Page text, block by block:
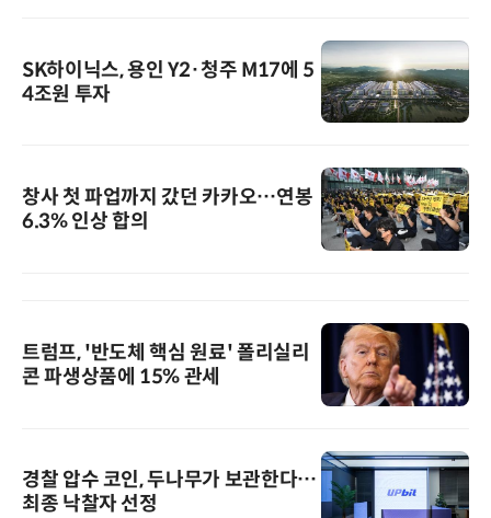
SK하이닉스, 용인 Y2·청주 M17에 5
4조원 투자
창사 첫 파업까지 갔던 카카오…연봉
6.3% 인상 합의
트럼프, '반도체 핵심 원료' 폴리실리
콘 파생상품에 15% 관세
경찰 압수 코인, 두나무가 보관한다…
최종 낙찰자 선정